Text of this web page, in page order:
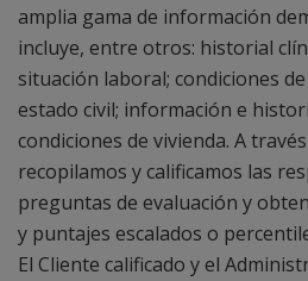
amplia gama de información
incluye, entre otros: historial
situación laboral; condiciones
estado civil; información e
condiciones de vivienda. A
recopilamos y calificamos las
preguntas de evaluación y
y puntajes escalados o
El Cliente calificado y el